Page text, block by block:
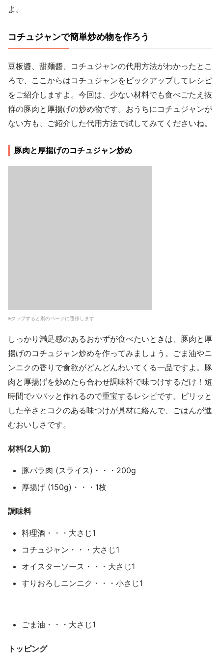
よ。
コチュジャンで簡単炒め物を作ろう
豆板醬、甜麺醬、コチュジャンの代用方法がわかったとこ
ろで、ここからはコチュジャンをピックアップしてレシピ
をご紹介しますよ。今回は、少ない材料でも食べごたえ抜
群の豚肉と厚揚げの炒め物です。おうちにコチュジャンが
ない方も、ご紹介した代用方法で試してみてくださいね。
豚肉と厚揚げのコチュジャン炒め
※タップすると別のページに遷移します
しっかり満足感のあるおかずが食べたいときは、豚肉と厚
揚げのコチュジャン炒めを作ってみましょう。ごま油やニ
ンニクの香りで食欲がどんどんわいてくる一品ですよ。豚
肉と厚揚げを炒めたら合わせ調味料で味つけするだけ！短
時間でパパッと作れるので重宝するレシピです。ピリッと
した辛さとコクのある味つけが具材に絡んで、ごはんが進
むおいしさです。
材料(2人前)
豚バラ肉 (スライス)・・・200g
厚揚げ (150g)・・・1枚
調味料
料理酒・・・大さじ1
コチュジャン・・・大さじ1
オイスターソース・・・大さじ1
すりおろしニンニク・・・小さじ1
ごま油・・・大さじ1
トッピング